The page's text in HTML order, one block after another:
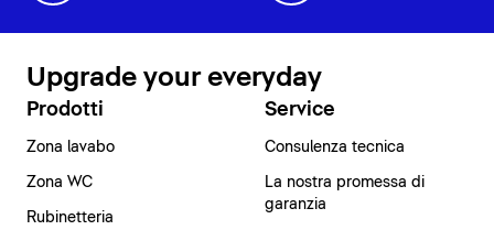
Upgrade your everyday
Prodotti
Zona lavabo
Zona WC
Rubinetteria
Service
Consulenza tecnica
La nostra promessa di
garanzia